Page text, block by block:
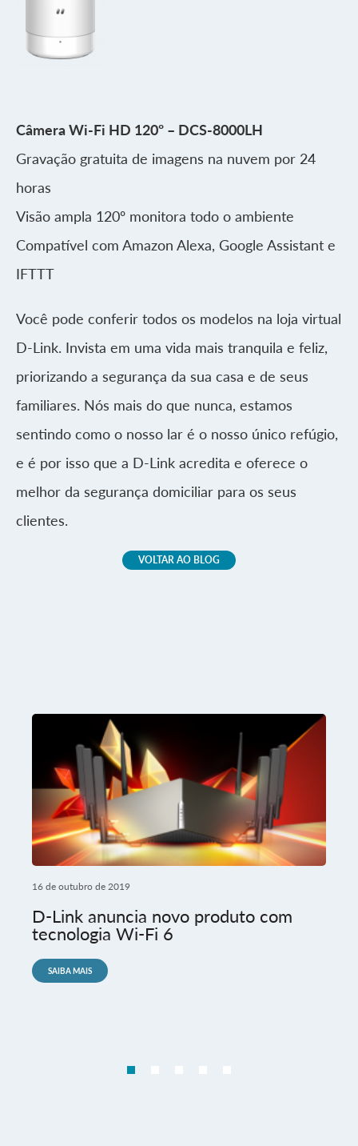
Câmera Wi-Fi HD 120º – DCS‑8000LH
Gravação gratuita de imagens na nuvem por 24
horas
Visão ampla 120º monitora todo o ambiente
Compatível com Amazon Alexa, Google Assistant e
IFTTT
Você pode conferir todos os modelos na loja virtual
D-Link. Invista em uma vida mais tranquila e feliz,
priorizando a segurança da sua casa e de seus
familiares. Nós mais do que nunca, estamos
sentindo como o nosso lar é o nosso único refúgio,
e é por isso que a D-Link acredita e oferece o
melhor da segurança domiciliar para os seus
clientes.
VOLTAR AO BLOG
16 de outubro de 2019
D-Link anuncia novo produto com
tecnologia Wi-Fi 6
SAIBA MAIS